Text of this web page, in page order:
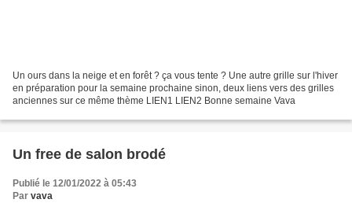
Un ours dans la neige et en forêt ? ça vous tente ? Une autre grille sur l'hiver
en préparation pour la semaine prochaine sinon, deux liens vers des grilles
anciennes sur ce même thème LIEN1 LIEN2 Bonne semaine Vava
Un free de salon brodé
Publié le 12/01/2022 à 05:43
Par vava